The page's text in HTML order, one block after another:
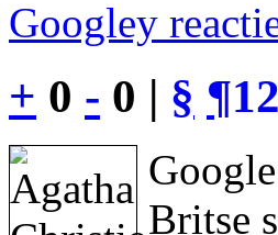
Googley
+ 0 - 0 | § ¶
Britse